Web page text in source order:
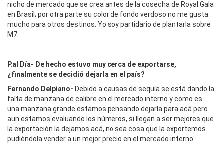
nicho de mercado que se crea antes de la cosecha de Royal Gala
en Brasil; por otra parte su color de fondo verdoso no me gusta
mucho para otros destinos. Yo soy partidario de plantarla sobre
M7.
P.al Día- De hecho estuvo muy cerca de exportarse,
¿finalmente se decidió dejarla en el país?
Fernando Delpiano- Debido a causas de sequía se está dando la
falta de manzana de calibre en el mercado interno y como es
una manzana grande estamos pensando dejarla para acá pero
aun estamos evaluando los números, si llegan a ser mejores que
la exportación la dejamos acá, no sea cosa que la exportemos
pudiéndola vender a un mejor precio en el mercado interno.